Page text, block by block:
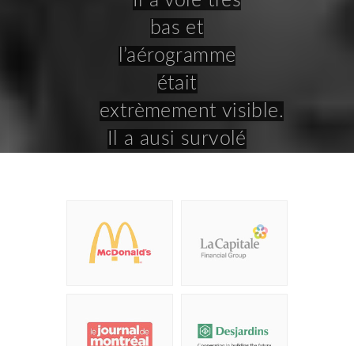
bas et
l’aérogramme
était
extrèmement visible.
Il a ausi survolé
beaucoup de
fois.